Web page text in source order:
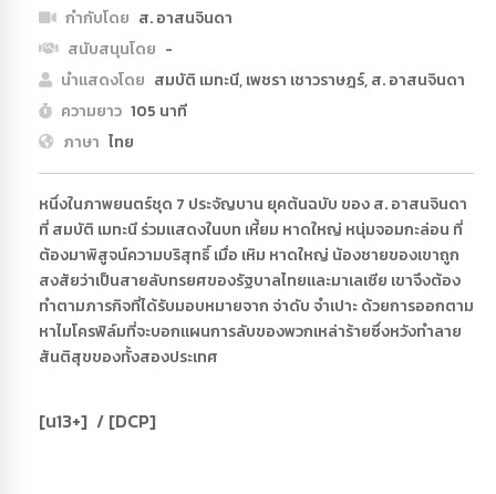
กำกับโดย ส. อาสนจินดา
สนับสนุนโดย -
นำแสดงโดย สมบัติ เมทะนี, เพชรา เชาวราษฎร์, ส. อาสนจินดา
ความยาว 105 นาที
ภาษา ไทย
หนึ่งในภาพยนตร์ชุด 7 ประจัญบาน ยุคต้นฉบับ ของ ส. อาสนจินดา
ที่ สมบัติ เมทะนี ร่วมแสดงในบท เหี้ยม หาดใหญ่ หนุ่มจอมกะล่อน ที่
ต้องมาพิสูจน์ความบริสุทธิ์ เมื่อ เหิม หาดใหญ่ น้องชายของเขาถูก
สงสัยว่าเป็นสายลับทรยศของรัฐบาลไทยและมาเลเซีย เขาจึงต้อง
ทำตามภารกิจที่ได้รับมอบหมายจาก จ่าดับ จำเปาะ ด้วยการออกตาม
หาไมโครฟิล์มที่จะบอกแผนการลับของพวกเหล่าร้ายซึ่งหวังทำลาย
สันติสุขของทั้งสองประเทศ
[น13+] / [DCP]